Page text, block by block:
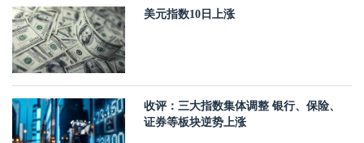
美元指数10日上涨
收评：三大指数集体调整 银行、保险、
证券等板块逆势上涨